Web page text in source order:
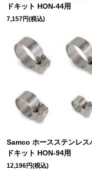
ドキット HON-44用
7,157円(税込)
Samco ホースステンレス
ドキット HON-94用
12,196円(税込)